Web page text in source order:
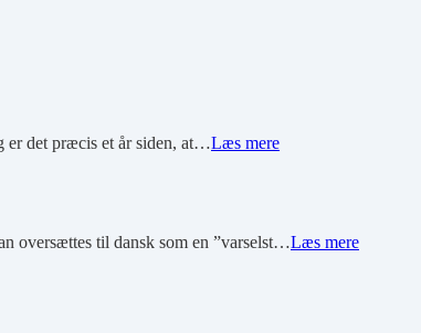
er det præcis et år siden, at…Læs mere
oversættes til dansk som en ”varselst…Læs mere